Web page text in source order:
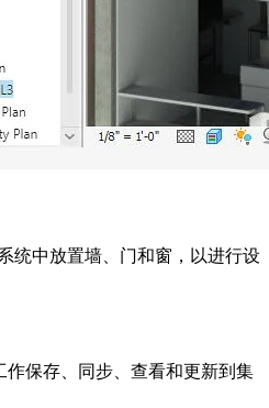
统中放置墙、门和窗，以进行设
作保存、同步、查看和更新到集